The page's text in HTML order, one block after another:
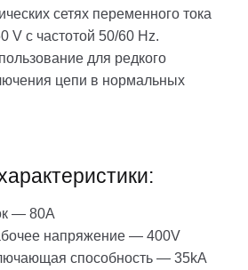
сетях переменного тока
V с частотой 50/60 Hz.
для редкого
цепи в нормальных
— 80A
напряжение — 400V
способность — 35kA